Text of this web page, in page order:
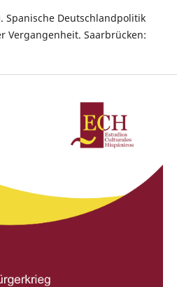
Spanische Deutschlandpolitik
Vergangenheit. Saarbrücken: